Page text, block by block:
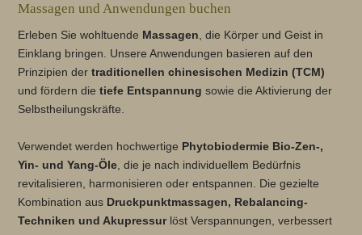
Massagen und Anwendungen buchen
Erleben Sie wohltuende Massagen, die Körper und Geist in
Einklang bringen. Unsere Anwendungen basieren auf den
Prinzipien dertraditionellen chinesischen Medizin (TCM)
und fördern dietiefe Entspannung sowie die Aktivierung der
Selbstheilungskräfte.
Verwendet werden hochwertige Phytobiodermie Bio-Zen-,
Yin- und Yang-Öle, die je nach individuellem Bedürfnis
revitalisieren, harmonisieren oder entspannen. Die gezielte
Kombination aus Druckpunktmassagen, Rebalancing-
Techniken und Akupressurlöst Verspannungen, verbessert